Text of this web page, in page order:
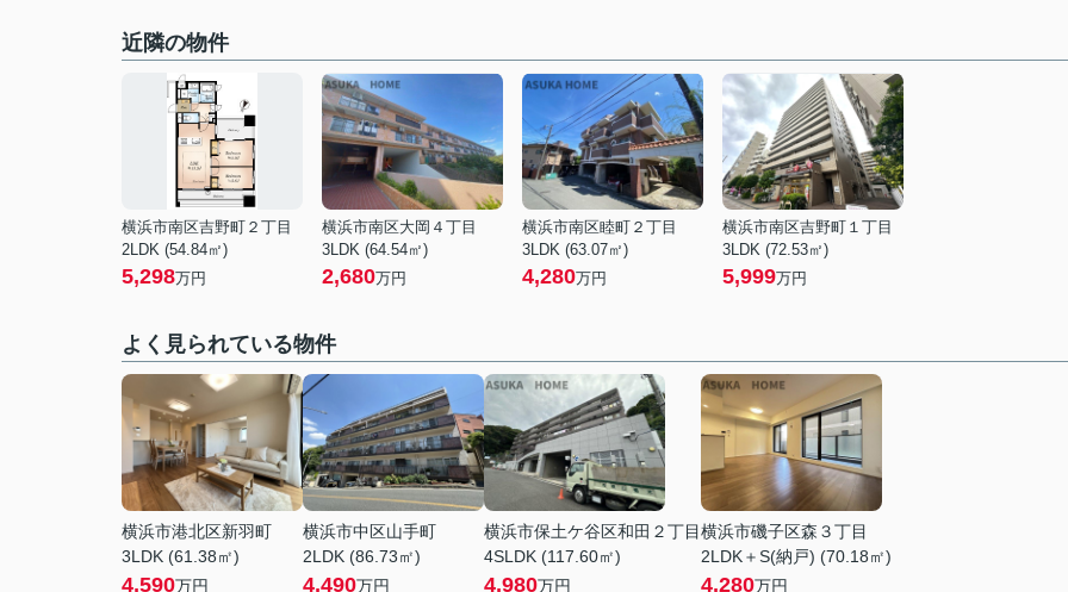
近隣の物件
横浜市南区吉野町２丁目
2LDK (54.84㎡)
5,298万円
横浜市南区大岡４丁目
3LDK (64.54㎡)
2,680万円
横浜市南区睦町２丁目
3LDK (63.07㎡)
4,280万円
横浜市南区吉野町１丁目
3LDK (72.53㎡)
5,999万円
よく見られている物件
横浜市港北区新羽町
3LDK (61.38㎡)
4,590万円
横浜市中区山手町
2LDK (86.73㎡)
4,490万円
横浜市保土ケ谷区和田２丁目
4SLDK (117.60㎡)
4,980万円
横浜市磯子区森３丁目
2LDK＋S(納戸) (70.18㎡)
4,280万円